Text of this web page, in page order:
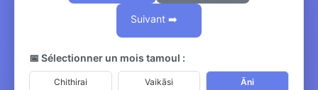
Suivant ➡️
📅 Sélectionner un mois tamoul :
Chithirai Vaikāsi Āni